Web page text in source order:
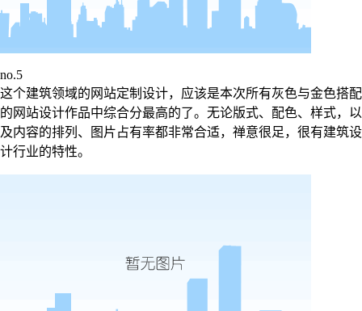
no.5
这个建筑领域的网站定制设计，应该是本次所有灰色与金色搭配
的网站设计作品中综合分最高的了。无论版式、配色、样式，以
及内容的排列、图片占有率都非常合适，禅意很足，很有建筑设
计行业的特性。